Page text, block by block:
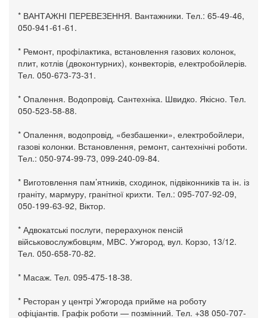
* ВАНТАЖНІ ПЕРЕВЕЗЕННЯ. Вантажники. Тел.: 65-49-46,
050-941-61-61.
* Ремонт, профілактика, встановлення газових колонок,
плит, котлів (двоконтурних), конвекторів, електробойлерів.
Тел. 050-673-73-31.
* Опалення. Водопровід. Сантехніка. Швидко. Якісно. Тел.
050-523-58-88.
* Опалення, водопровід, «безбашенки», електробойлери,
газові колонки. Встановлення, ремонт, сантехнічні роботи.
Тел.: 050-974-99-73, 099-240-09-84.
* Виготовлення пам’ятників, сходинок, підвіконників та ін. із
граніту, мармуру, гранітної крихти. Тел.: 095-707-92-09,
050-199-63-92, Віктор.
* Адвокатські послуги, перерахунок пенсій
військовослужбовцям, МВС. Ужгород, вул. Корзо, 13/12.
Тел. 050-658-70-82.
* Масаж. Тел. 095-475-18-38.
* Ресторан у центрі Ужгорода прийме на роботу
офіціантів. Графік роботи — позмінний. Тел. +38 050-707-